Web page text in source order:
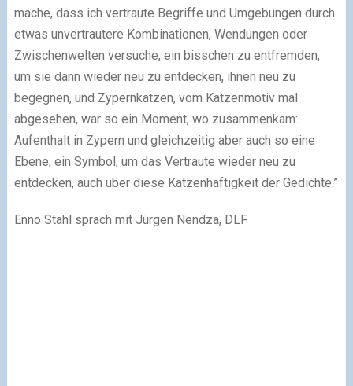
mache, dass ich vertraute Begriffe und Umgebungen durch
etwas unvertrautere Kombinationen, Wendungen oder
Zwischenwelten versuche, ein bisschen zu entfremden,
um sie dann wieder neu zu entdecken, ihnen neu zu
begegnen, und Zypernkatzen, vom Katzenmotiv mal
abgesehen, war so ein Moment, wo zusammenkam:
Aufenthalt in Zypern und gleichzeitig aber auch so eine
Ebene, ein Symbol, um das Vertraute wieder neu zu
entdecken, auch über diese Katzenhaftigkeit der Gedichte.”
Enno Stahl sprach mit Jürgen Nendza, DLF